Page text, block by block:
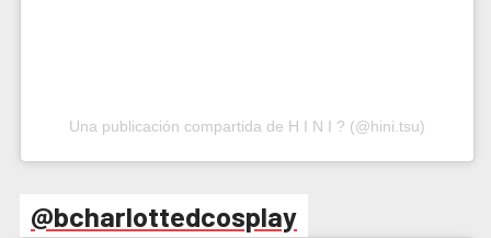
Una publicación compartida de H I N I ? (@hini.tsu)
@bcharlottedcosplay